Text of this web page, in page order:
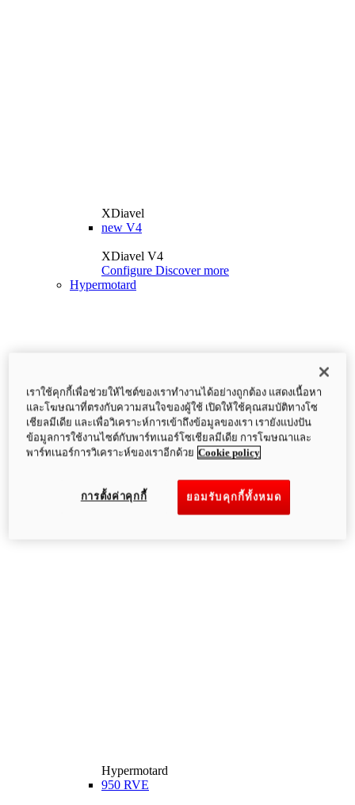
XDiavel
new V4
XDiavel V4
Configure Discover more
Hypermotard
Hypermotard
950 RVE
เราใช้คุกกี้เพื่อช่วยให้ไซต์ของเราทำงานได้อย่างถูกต้อง แสดงเนื้อหา
และโฆษณาที่ตรงกับความสนใจของผู้ใช้ เปิดให้ใช้คุณสมบัติทางโซ
เชียลมีเดีย และเพื่อวิเคราะห์การเข้าถึงข้อมูลของเรา เรายังแบ่งปัน
ข้อมูลการใช้งานไซต์กับพาร์ทเนอร์โซเชียลมีเดีย การโฆษณาและ
พาร์ทเนอร์การวิเคราะห์ของเราอีกด้วย Cookie policy
ยอมรับคุกกี้ทั้งหมด
การตั้งค่าคุกกี้